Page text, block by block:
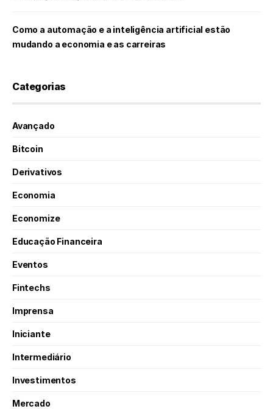
Como a automação e a inteligência artificial estão
mudando a economia e as carreiras
Categorias
Avançado
Bitcoin
Derivativos
Economia
Economize
Educação Financeira
Eventos
Fintechs
Imprensa
Iniciante
Intermediário
Investimentos
Mercado